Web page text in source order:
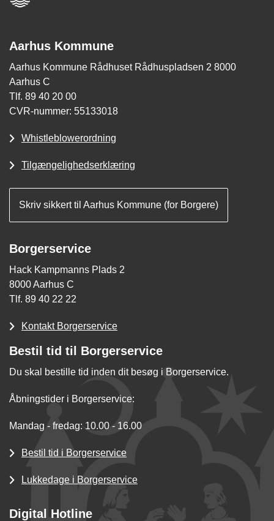
Aarhus Kommune
Aarhus Kommune Rådhuset Rådhuspladsen 2 8000
Aarhus C
Tlf. 89 40 20 00
CVR-nummer: 55133018
Whistleblowerordning
Tilgængelighedserklæring
Skriv sikkert til Aarhus Kommune (for Borgere)
Borgerservice
Hack Kampmanns Plads 2
8000 Aarhus C
Tlf. 89 40 22 22
Kontakt Borgerservice
Bestil tid til Borgerservice
Du skal bestille tid inden dit besøg i Borgerservice.
Åbningstider i Borgerservice:
Mandag - fredag: 10.00 - 16.00
Bestil tid i Borgerservice
Lukkedage i Borgerservice
Digital Hotline